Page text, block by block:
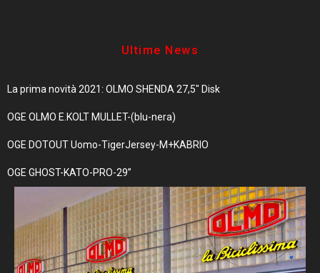
Ultime News
La prima novità 2021: OLMO SHENDA 27,5″ Disk
OGE OLMO E.KOLT MULLET-(blu-nera)
OGE DOTOUT Uomo-TigerJersey-M+KABRIO
OGE GHOST-KATO-PRO-29”